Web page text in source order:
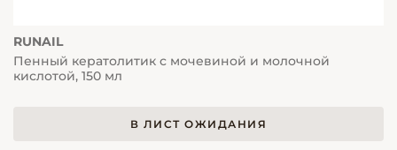
RUNAIL
Пенный кератолитик с мочевиной и молочной
кислотой, 150 мл
В ЛИСТ ОЖИДАНИЯ